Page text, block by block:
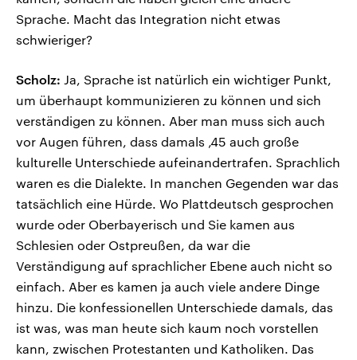
Sprache. Macht das Integration nicht etwas
schwieriger?
Scholz: Ja, Sprache ist natürlich ein wichtiger Punkt,
um überhaupt kommunizieren zu können und sich
verständigen zu können. Aber man muss sich auch
vor Augen führen, dass damals ‚45 auch große
kulturelle Unterschiede aufeinandertrafen. Sprachlich
waren es die Dialekte. In manchen Gegenden war das
tatsächlich eine Hürde. Wo Plattdeutsch gesprochen
wurde oder Oberbayerisch und Sie kamen aus
Schlesien oder Ostpreußen, da war die
Verständigung auf sprachlicher Ebene auch nicht so
einfach. Aber es kamen ja auch viele andere Dinge
hinzu. Die konfessionellen Unterschiede damals, das
ist was, was man heute sich kaum noch vorstellen
kann, zwischen Protestanten und Katholiken. Das